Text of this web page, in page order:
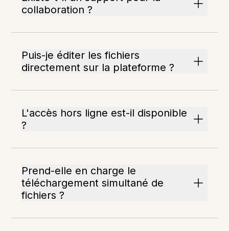
collaboration ?
Puis-je éditer les fichiers
directement sur la plateforme ?
L'accès hors ligne est-il disponible
?
Prend-elle en charge le
téléchargement simultané de
fichiers ?